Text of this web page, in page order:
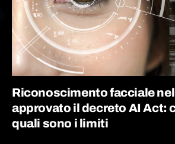
Riconoscimento facciale
approvato il decreto AI Act:
quali sono i limiti